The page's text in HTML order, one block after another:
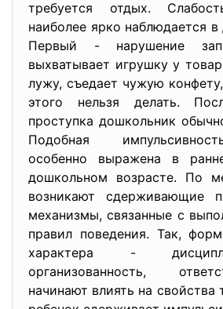
требуется отдых.
наиболее ярко наблюдается в
Первый - нарушение
выхватывает игрушку у
лужу, съедает чужую
этого нельзя делать.
проступка дошкольник
Подобная
особенно выражена в
дошкольном возрасте. По
возникают сдерживающие
механизмы, связанные с
правил поведения. Так,
характера -
организованность,
начинают влиять на свойства